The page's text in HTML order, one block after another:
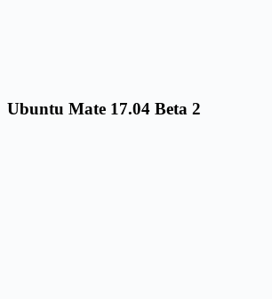
Ubuntu Mate 17.04 Beta 2